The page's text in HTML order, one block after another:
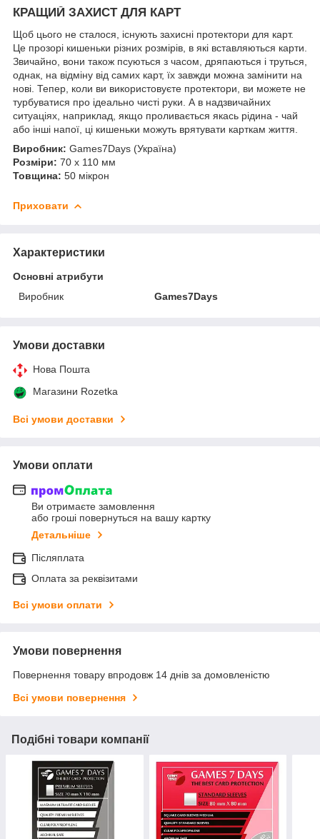
КРАЩИЙ ЗАХИСТ ДЛЯ КАРТ
Щоб цього не сталося, існують захисні протектори для карт.
Це прозорі кишеньки різних розмірів, в які вставляються карти.
Звичайно, вони також псуються з часом, дряпаються і труться,
однак, на відміну від самих карт, їх завжди можна замінити на
нові. Тепер, коли ви використовуєте протектори, ви можете не
турбуватися про ідеально чисті руки. А в надзвичайних
ситуаціях, наприклад, якщо проливається якась рідина - чай
або інші напої, ці кишеньки можуть врятувати карткам життя.
Виробник: Games7Days (Україна)
Розміри: 70 x 110 мм
Товщина: 50 мікрон
Приховати
Характеристики
Основні атрибути
Виробник
Games7Days
Умови доставки
Нова Пошта
Магазини Rozetka
Всі умови доставки
Умови оплати
Ви отримаєте замовлення
або гроші повернуться на вашу картку
Детальніше
Післяплата
Оплата за реквізитами
Всі умови оплати
Умови повернення
Повернення товару впродовж 14 днів за домовленістю
Всі умови повернення
Подібні товари компанії